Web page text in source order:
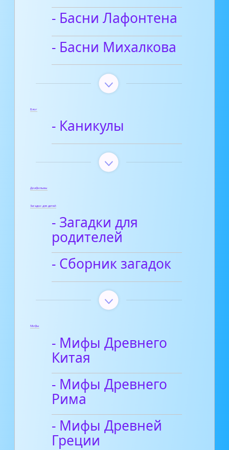
- Басни Лафонтена
- Басни Михалкова
Блог
- Каникулы
Диафильмы
Загадки для детей
- Загадки для
родителей
- Сборник загадок
Мифы
- Мифы Древнего
Китая
- Мифы Древнего
Рима
- Мифы Древней
Греции